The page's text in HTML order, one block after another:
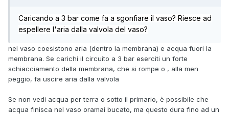
Caricando a 3 bar come fa a sgonfiare il vaso? Riesce ad
espellere l'aria dalla valvola del vaso?
nel vaso coesistono aria (dentro la membrana) e acqua fuori la
membrana. Se carichi il circuito a 3 bar eserciti un forte
schiacciamento della membrana, che si rompe o , alla men
peggio, fa uscire aria dalla valvola
Se non vedi acqua per terra o sotto il primario, è possibile che
acqua finisca nel vaso oramai bucato, ma questo dura fino ad un